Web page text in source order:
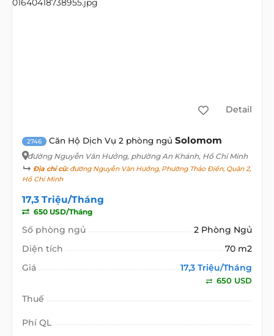
Detail
2746 Căn Hộ Dịch Vụ 2 phòng ngủ Solomom
đường Nguyễn Văn Hưởng, phường An Khánh, Hồ Chí Minh
Địa chỉ cũ:đường Nguyễn Văn Hưởng, Phường Thảo Điền, Quận 2,
Hồ Chí Minh
17,3 Triệu/Tháng
650 USD/Tháng
Số phòng ngủ
2 Phòng Ngủ
Diện tích
70 m2
Giá
17,3 Triệu/Tháng
650 USD
Thuế
Phí QL